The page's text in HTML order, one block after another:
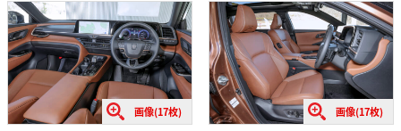
画像(17枚) 画像(17枚)